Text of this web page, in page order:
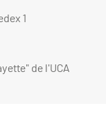
1
de l'UCA